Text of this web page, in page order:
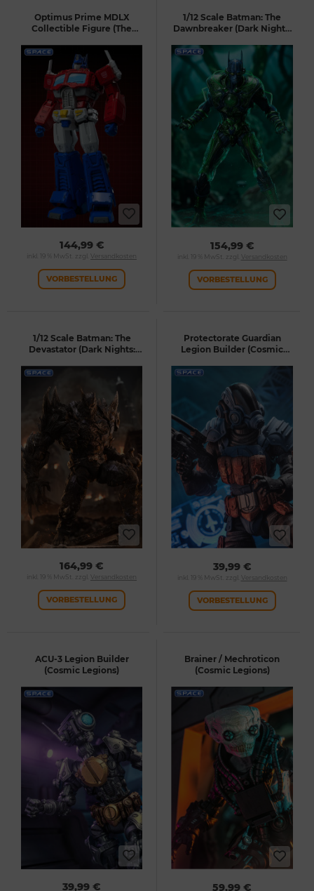
Optimus Prime MDLX
Collectible Figure (The
144,99 €
inkl. 19 % MwSt. zzgl. Versandkosten
VORBESTELLUNG
1/12 Scale Batman: The
Dawnbreaker (Dark Nights:
154,99 €
inkl. 19 % MwSt. zzgl. Versandkosten
VORBESTELLUNG
1/12 Scale Batman: The
Devastator (Dark Nights:
164,99 €
inkl. 19 % MwSt. zzgl. Versandkosten
VORBESTELLUNG
Protectorate Guardian
Legion Builder (Cosmic
39,99 €
inkl. 19 % MwSt. zzgl. Versandkosten
VORBESTELLUNG
ACU-3 Legion Builder
(Cosmic Legions)
39,99 €
Brainer / Mechroticon
(Cosmic Legions)
59,99 €